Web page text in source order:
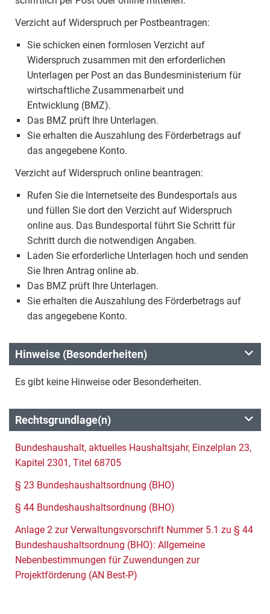
Verzicht auf Widerspruch per Postbeantragen:
Sie schicken einen formlosen Verzicht auf
Widerspruch zusammen mit den erforderlichen
Unterlagen per Post an das Bundesministerium für
wirtschaftliche Zusammenarbeit und
Entwicklung (BMZ).
Das BMZ prüft Ihre Unterlagen.
Sie erhalten die Auszahlung des Förderbetrags auf
das angegebene Konto.
Verzicht auf Widerspruch online beantragen:
Rufen Sie die Internetseite des Bundesportals aus
und füllen Sie dort den Verzicht auf Widerspruch
online aus. Das Bundesportal führt Sie Schritt für
Schritt durch die notwendigen Angaben.
Laden Sie erforderliche Unterlagen hoch und senden
Sie Ihren Antrag online ab.
Das BMZ prüft Ihre Unterlagen.
Sie erhalten die Auszahlung des Förderbetrags auf
das angegebene Konto.
Hinweise (Besonderheiten)
Es gibt keine Hinweise oder Besonderheiten.
Rechtsgrundlage(n)
Bundeshaushalt, aktuelles Haushaltsjahr, Einzelplan 23,
Kapitel 2301, Titel 68705
§ 23 Bundeshaushaltsordnung (BHO)
§ 44 Bundeshaushaltsordnung (BHO)
Anlage 2 zur Verwaltungsvorschrift Nummer 5.1 zu § 44
Bundeshaushaltsordnung (BHO): Allgemeine
Nebenbestimmungen für Zuwendungen zur
Projektförderung (AN Best-P)